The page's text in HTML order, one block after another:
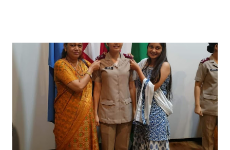
वाहन के शीशे टूट गए। भीड़ के आगे मुट्ठी भर पुलिसकर्मी कुछ नहीं कर पा रही थी। इस
दौरान तीनों आरोपियों को जमकर पीटा गया। गुस्साई भीड़ ने आरोपियों के कपड़े तक